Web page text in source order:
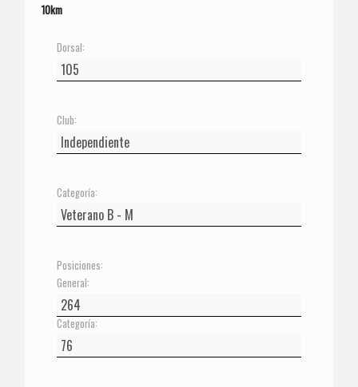
10km
Dorsal:
Club:
Categoría:
Posiciones:
General:
Categoría: